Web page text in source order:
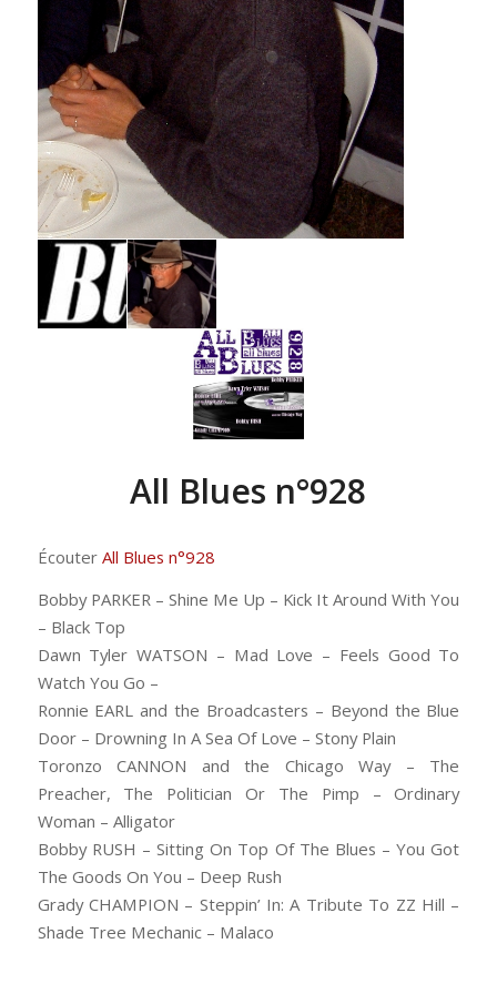
All Blues n°928
Écouter All Blues n°928
Bobby PARKER – Shine Me Up – Kick It Around With You
– Black Top
Dawn Tyler WATSON – Mad Love – Feels Good To
Watch You Go –
Ronnie EARL and the Broadcasters – Beyond the Blue
Door – Drowning In A Sea Of Love – Stony Plain
Toronzo CANNON and the Chicago Way – The
Preacher, The Politician Or The Pimp – Ordinary
Woman – Alligator
Bobby RUSH – Sitting On Top Of The Blues – You Got
The Goods On You – Deep Rush
Grady CHAMPION – Steppin’ In: A Tribute To ZZ Hill –
Shade Tree Mechanic – Malaco